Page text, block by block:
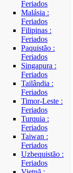
Feriados
Malásia :
Feriados
Filipinas :
Feriados
Paquistão :
Feriados
Singapura :
Feriados
Tailândia :
Feriados
Timor-Leste :
Feriados
Turquia :
Feriados
Taiwan :
Feriados
Uzbequistão :
Feriados